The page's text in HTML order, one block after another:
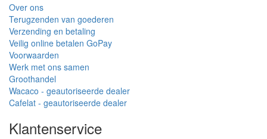
Over ons
Terugzenden van goederen
Verzending en betaling
Veilig online betalen GoPay
Voorwaarden
Werk met ons samen
Groothandel
Wacaco - geautoriseerde dealer
Cafelat - geautoriseerde dealer
Klantenservice